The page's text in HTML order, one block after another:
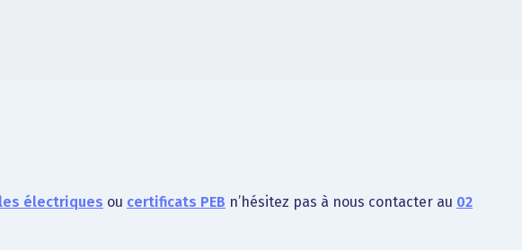
électriques ou certificats PEB n’hésitez pas à nous contacter au 02